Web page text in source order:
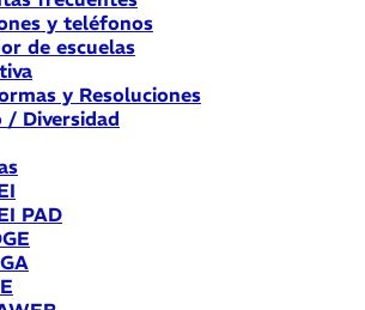
y teléfonos
de escuelas
y Resoluciones
/ Diversidad
PAD